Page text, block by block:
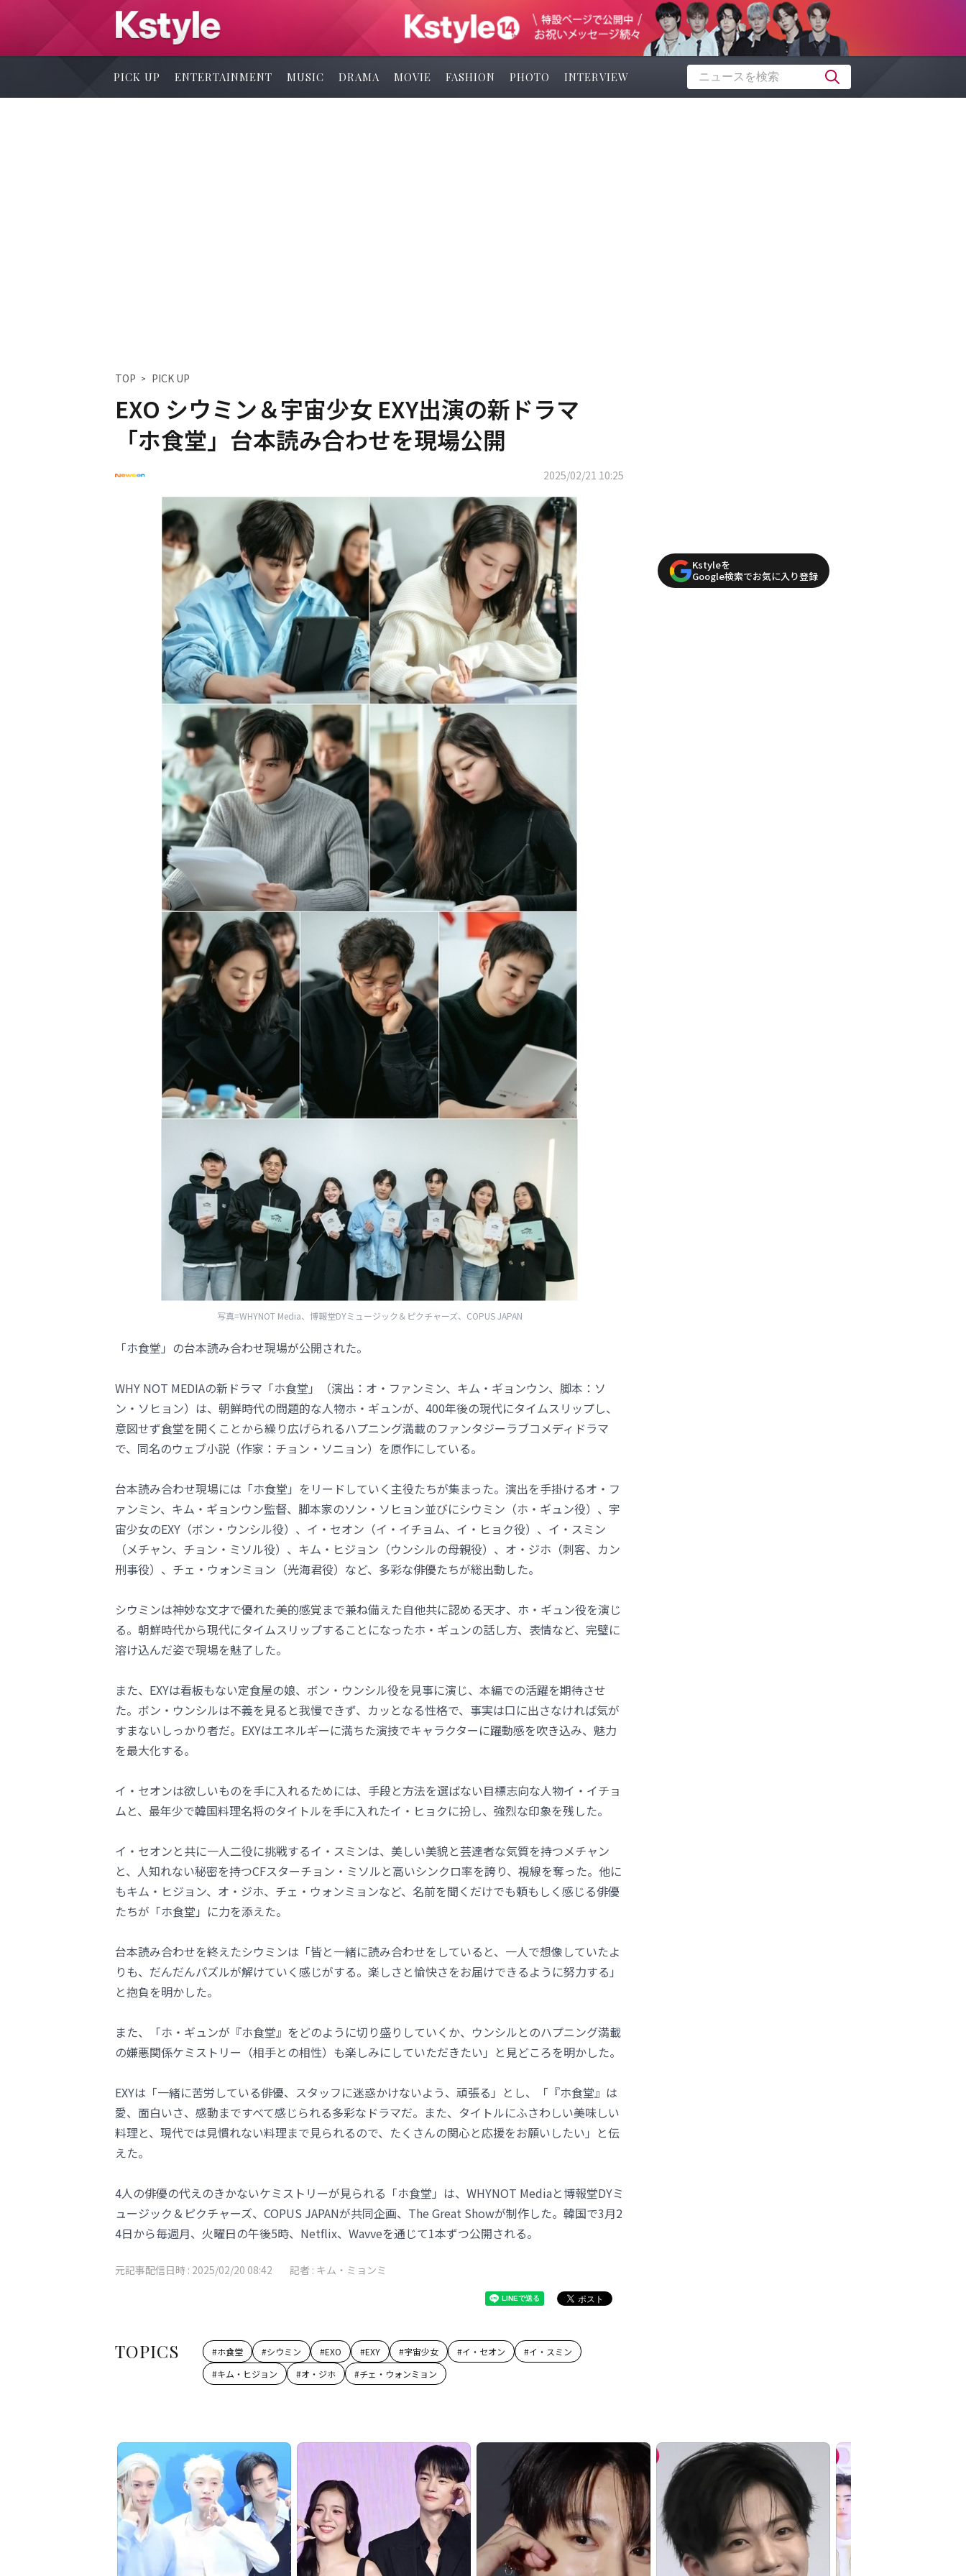
PICK UP ENTERTAINMENT MUSIC DRAMA MOVIE FASHION PHOTO INTERVIEW
TOP PICK UP
EXO シウミン＆宇宙少女 EXY出演の新ドラマ
「ホ食堂」台本読み合わせを現場公開
2025/02/21 10:25
写真=WHYNOT Media、博報堂DYミュージック＆ピクチャーズ、COPUS JAPAN
「ホ食堂」の台本読み合わせ現場が公開された。
WHY NOT MEDIAの新ドラマ「ホ食堂」（演出：オ・ファンミン、キム・ギョンウン、脚本：ソ
ン・ソヒョン）は、朝鮮時代の問題的な人物ホ・ギュンが、400年後の現代にタイムスリップし、
意図せず食堂を開くことから繰り広げられるハプニング満載のファンタジーラブコメディドラマ
で、同名のウェブ小説（作家：チョン・ソニョン）を原作にしている。
台本読み合わせ現場には「ホ食堂」をリードしていく主役たちが集まった。演出を手掛けるオ・フ
ァンミン、キム・ギョンウン監督、脚本家のソン・ソヒョン並びにシウミン（ホ・ギュン役）、宇
宙少女のEXY（ボン・ウンシル役）、イ・セオン（イ・イチョム、イ・ヒョク役）、イ・スミン
（メチャン、チョン・ミソル役）、キム・ヒジョン（ウンシルの母親役）、オ・ジホ（刺客、カン
刑事役）、チェ・ウォンミョン（光海君役）など、多彩な俳優たちが総出動した。
シウミンは神妙な文才で優れた美的感覚まで兼ね備えた自他共に認める天才、ホ・ギュン役を演じ
る。朝鮮時代から現代にタイムスリップすることになったホ・ギュンの話し方、表情など、完璧に
溶け込んだ姿で現場を魅了した。
また、EXYは看板もない定食屋の娘、ボン・ウンシル役を見事に演じ、本編での活躍を期待させ
た。ボン・ウンシルは不義を見ると我慢できず、カッとなる性格で、事実は口に出さなければ気が
すまないしっかり者だ。EXYはエネルギーに満ちた演技でキャラクターに躍動感を吹き込み、魅力
を最大化する。
イ・セオンは欲しいものを手に入れるためには、手段と方法を選ばない目標志向な人物イ・イチョ
ムと、最年少で韓国料理名将のタイトルを手に入れたイ・ヒョクに扮し、強烈な印象を残した。
イ・セオンと共に一人二役に挑戦するイ・スミンは、美しい美貌と芸達者な気質を持つメチャン
と、人知れない秘密を持つCFスターチョン・ミソルと高いシンクロ率を誇り、視線を奪った。他に
もキム・ヒジョン、オ・ジホ、チェ・ウォンミョンなど、名前を聞くだけでも頼もしく感じる俳優
たちが「ホ食堂」に力を添えた。
台本読み合わせを終えたシウミンは「皆と一緒に読み合わせをしていると、一人で想像していたよ
りも、だんだんパズルが解けていく感じがする。楽しさと愉快さをお届けできるように努力する」
と抱負を明かした。
また、「ホ・ギュンが『ホ食堂』をどのように切り盛りしていくか、ウンシルとのハプニング満載
の嫌悪関係ケミストリー（相手との相性）も楽しみにしていただきたい」と見どころを明かした。
EXYは「一緒に苦労している俳優、スタッフに迷惑かけないよう、頑張る」とし、「『ホ食堂』は
愛、面白いさ、感動まですべて感じられる多彩なドラマだ。また、タイトルにふさわしい美味しい
料理と、現代では見慣れない料理まで見られるので、たくさんの関心と応援をお願いしたい」と伝
えた。
4人の俳優の代えのきかないケミストリーが見られる「ホ食堂」は、WHYNOT Mediaと博報堂DYミ
ュージック＆ピクチャーズ、COPUS JAPANが共同企画、The Great Showが制作した。韓国で3月2
4日から毎週月、火曜日の午後5時、Netflix、Wavveを通じて1本ずつ公開される。
元記事配信日時 : 2025/02/20 08:42 記者 : キム・ミョンミ
TOPICS #ホ食堂 #シウミン #EXO #EXY #宇宙少女 #イ・セオン #イ・スミン
#キム・ヒジョン #オ・ジホ #チェ・ウォンミョン
Kstyleを
Google検索でお気に入り登録